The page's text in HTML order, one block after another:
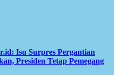
Isu Surpres Pergantian
Presiden Tetap Pemegang